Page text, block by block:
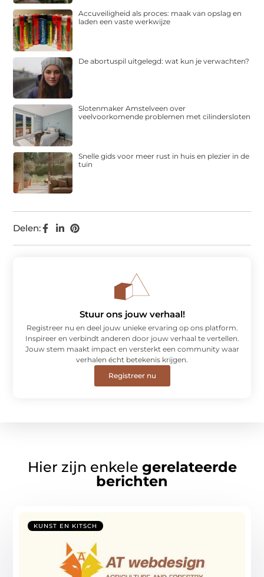
Delen:
Accuveiligheid als proces: maak van opslag en
laden een vaste werkwijze
De abortuspil uitgelegd: wat kun je verwachten?
Slotenmaker Amstelveen over
veelvoorkomende problemen met cilindersloten
Snelle gids voor meer rust in huis en plezier in de
tuin
Stuur ons jouw verhaal!
Registreer nu en deel jouw unieke ervaring op ons platform.
Inspireer en verbindt anderen door jouw verhaal te vertellen.
Jouw stem maakt impact en versterkt een community waar
verhalen écht betekenis krijgen.
Registreer nu
Hier zijn enkele gerelateerde
berichten
KUNST EN KITSCH